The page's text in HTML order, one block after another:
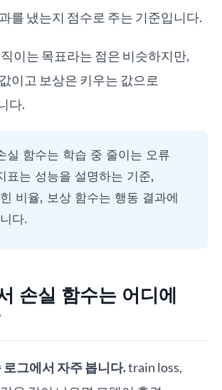
를 냈는지 점수로 주는 기준입니다.
이는 목표라는 점은 비슷하지만,
이고 보상은 키우는 값으로
다.
실 함수는 학습 중 줄이는 오류
표는 성능을 설명하는 기준,
비율, 보상 함수는 행동 결과에
다.
손실 함수는 어디에
로그에서 자주 봅니다.train loss,